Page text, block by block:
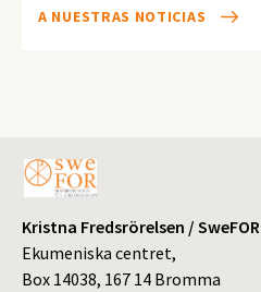
A NUESTRAS NOTICIAS
Kristna Fredsrörelsen / SweFOR
Ekumeniska centret,
Box 14038, 167 14 Bromma